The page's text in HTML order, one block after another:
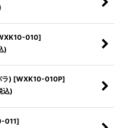
010]
)
ラ) [WXK10-010P]
込)
011]